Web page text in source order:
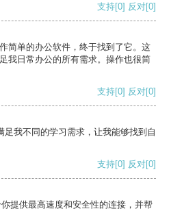
支持[0] 反对[0]
简单的办公软件，终于找到了它。这
我日常办公的所有需求。操作也很简
支持[0] 反对[0]
我不同的学习需求，让我能够找到自
支持[0] 反对[0]
提供最高速度和安全性的连接，并帮